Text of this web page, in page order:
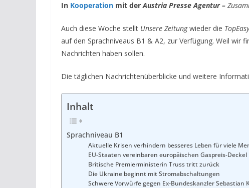
In Kooperation mit derAustria Presse Agentur –
Auch diese Woche stellt Unsere Zeitungwieder die
auf den Sprachniveaus B1 & A2, zur Verfügung. Weil wir
Nachrichten haben sollen.
Die täglichen Nachrichtenüberblicke und weitere
Inhalt
Sprachniveau B1
Aktuelle Krisen verhindern besseres Leben für viele
EU-Staaten vereinbaren europäischen Gaspreis-Deckel
Britische Premierministerin Truss tritt zurück
Die Ukraine beginnt mit Stromabschaltungen
Schwere Vorwürfe gegen Ex-Bundeskanzler Sebastian